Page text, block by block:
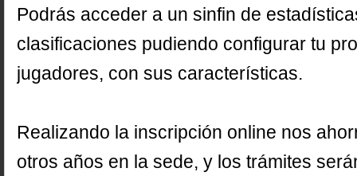
Podrás acceder a un sinfin de
clasificaciones pudiendo configurar tu
jugadores, con sus características.
Realizando la inscripción online nos
otros años en la sede, y los trámites